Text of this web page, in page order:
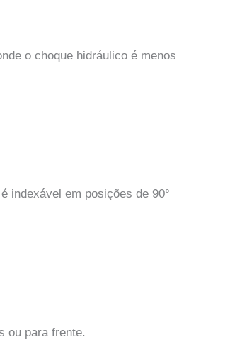
o choque hidráulico é menos
indexável em posições de 90°
ou para frente.